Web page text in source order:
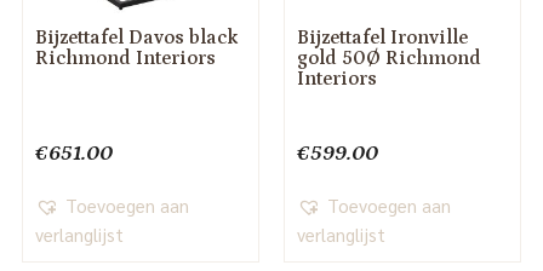
Bijzettafel Davos black
Richmond Interiors
€651.00
Toevoegen aan
verlanglijst
Bijzettafel Ironville
gold 50Ø Richmond
Interiors
€599.00
Toevoegen aan
verlanglijst